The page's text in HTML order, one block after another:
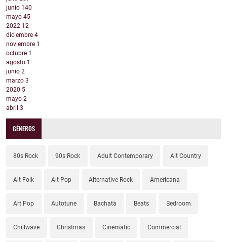
junio 140
mayo 45
2022 12
diciembre 4
noviembre 1
octubre 1
agosto 1
junio 2
marzo 3
2020 5
mayo 2
abril 3
GÉNEROS
80s Rock 90s Rock Adult Contemporary Alt Country
Alt Folk Alt Pop Alternative Rock Americana
Art Pop Autotune Bachata Beats Bedroom
Chillwave Christmas Cinematic Commercial